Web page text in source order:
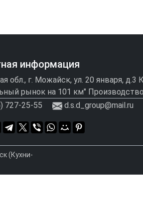
информация
обл., г. Можайск, ул. 20 января,
рынок на 101 км"
727-25-55
d.s.d_group@mail.ru
(Кухни-